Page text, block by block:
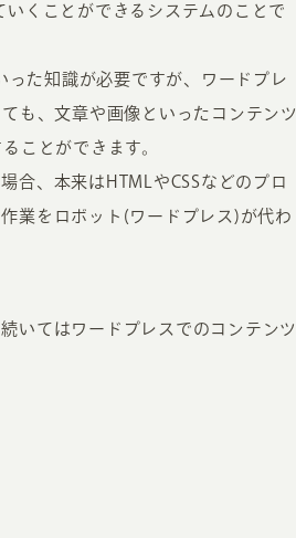
くことができるシステムのことで
った知識が必要ですが、ワードプレ
も、文章や画像といったコンテンツ
ことができます。
合、本来はHTMLやCSSなどのプロ
業をロボット(ワードプレス)が代わ
いてはワードプレスでのコンテンツ